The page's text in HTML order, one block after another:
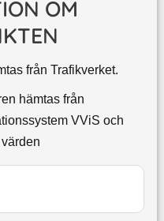
OM
från Trafikverket.
hämtas från
VViS och